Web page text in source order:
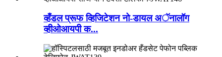
व्हँडल प्रूफ व्हिजिटेशन नो-डायल अॅनालॉग
व्हीओआयपी क...